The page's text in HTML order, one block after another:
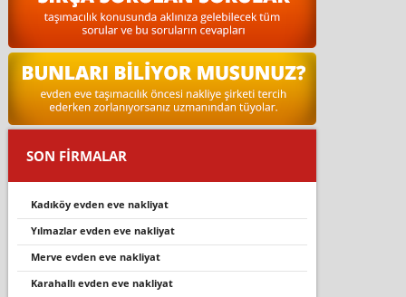
SON FİRMALAR
kadıköy evden eve nakliyat
yilmazlar evden eve nakli̇yat
merve evden eve nakliyat
karahalli evden eve nakli̇yat